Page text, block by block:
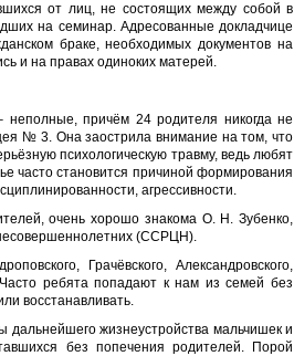
от лиц, не состоящих между собой в
на семинар. Адресованные докладчице
браке, необходимых документов на
и на правах одиноких матерей.
причём 24 родителя никогда не
№ 3. Она заострила внимание на том, что
психологическую травму, ведь любят
часто становится причиной формирования
агрессивности.
очень хорошо знакома О. Н. Зубенко,
несовершеннолетних (ССРЦН).
Грачёвского, Александровского,
ребята попадают к нам из семей без
восстанавливать.
дальнейшего жизнеустройства мальчишек и
без попечения родителей. Порой